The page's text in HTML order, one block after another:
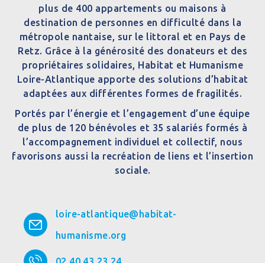
plus de 400 appartements ou maisons à
destination de personnes en difficulté dans la
métropole nantaise, sur le littoral et en Pays de
Retz. Grâce à la générosité des donateurs et des
propriétaires solidaires, Habitat et Humanisme
Loire-Atlantique apporte des solutions d’habitat
adaptées aux différentes formes de fragilités.
Portés par l’énergie et l’engagement d’une équipe
de plus de 120 bénévoles et 35 salariés formés à
l’accompagnement individuel et collectif, nous
favorisons aussi la recréation de liens et l’insertion
sociale.
loire-atlantique@habitat-
humanisme.org